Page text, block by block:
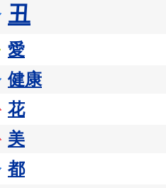
丑
愛
健康
花
美
都